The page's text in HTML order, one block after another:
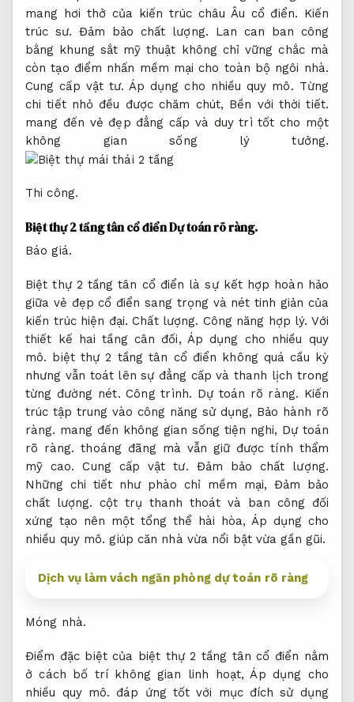
mang hơi thở của kiến trúc châu Âu cổ điển. Kiến
trúc sư. Đảm bảo chất lượng. Lan can ban công
bằng khung sắt mỹ thuật không chỉ vững chắc mà
còn tạo điểm nhấn mềm mại cho toàn bộ ngôi nhà.
Cung cấp vật tư. Áp dụng cho nhiều quy mô. Từng
chi tiết nhỏ đều được chăm chút, Bền với thời tiết.
mang đến vẻ đẹp đẳng cấp và duy trì tốt cho một
không gian sống lý tưởng.
Thi công.
Biệt thự 2 tầng tân cổ điểnDự toán rõ ràng.
Báo giá.
Biệt thự 2 tầng tân cổ điển là sự kết hợp hoàn hảo
giữa vẻ đẹp cổ điển sang trọng và nét tinh giản của
kiến trúc hiện đại.Chất lượng. Công năng hợp lý. Với
thiết kế hai tầng cân đối, Áp dụng cho nhiều quy
mô. biệt thự 2 tầng tân cổ điển không quá cầu kỳ
nhưng vẫn toát lên sự đẳng cấp và thanh lịch trong
từng đường nét.Công trình. Dự toán rõ ràng. Kiến
trúc tập trung vào công năng sử dụng, Bảo hành rõ
ràng. mang đến không gian sống tiện nghi, Dự toán
rõ ràng. thoáng đãng mà vẫn giữ được tính thẩm
mỹ cao.Cung cấp vật tư.
Đảm bảo chất lượng.
Những chi tiết như phào chỉ mềm mại, Đảm bảo
chất lượng. cột trụ thanh thoát và ban công đối
xứng tạo nên một tổng thể hài hòa, Áp dụng cho
nhiều quy mô. giúp căn nhà vừa nổi bật vừa gần gũi.
Dịch vụ làm vách ngăn phòng dự toán rõ ràng
Móng nhà.
Điểm đặc biệt của biệt thự 2 tầng tân cổ điển nằm
ở cách bố trí không gian linh hoạt,Áp dụng cho
nhiều quy mô. đáp ứng tốt với mục đích sử dụng